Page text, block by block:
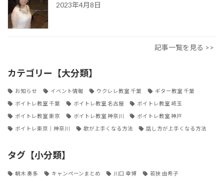
2023年4月8日
記事一覧を見る >>
カテゴリー【大分類】
お知らせ イベント情報 ウクレレ教室 千葉 ギター教室 千葉
ボイトレ教室 千葉 ボイトレ教室 名古屋 ボイトレ教室 埼玉
ボイトレ教室 東京 ボイトレ教室 神奈川 ボイトレ教室 神戸
ボイトレ東京｜神奈川 歌が上手くなる方法 話し方が上手くなる方法
タグ【小分類】
朝木 奏多 キャンペーンまとめ 川口 幸博 若狭 由希子